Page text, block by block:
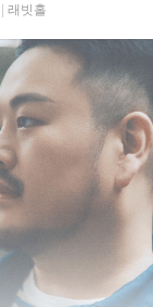
래빗홀